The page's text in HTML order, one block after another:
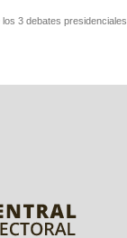
3 debates presidenciales